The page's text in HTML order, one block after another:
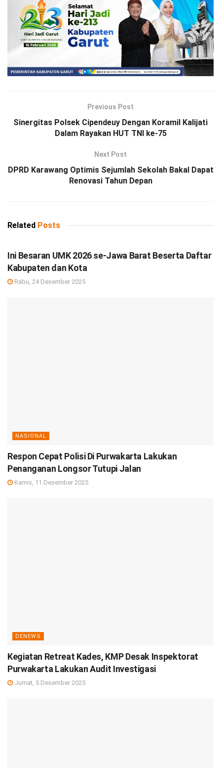
Previous Post
Sinergitas Polsek Cipendeuy Dengan Koramil Kalijati
Dalam Rayakan HUT TNI ke-75
Next Post
DPRD Karawang Optimis Sejumlah Sekolah Bakal Dapat
Renovasi Tahun Depan
Related Posts
Ini Besaran UMK 2026 se-Jawa Barat Beserta Daftar
Kabupaten dan Kota
Rabu, 24 Desember 2025
NASIONAL
Respon Cepat Polisi Di Purwakarta Lakukan
Penanganan Longsor Tutupi Jalan
Kamis, 11 Desember 2025
DENEWS
Kegiatan Retreat Kades, KMP Desak Inspektorat
Purwakarta Lakukan Audit Investigasi
Jumat, 5 Desember 2025